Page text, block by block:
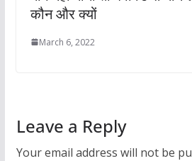
कौन और क्यों
March 6, 2022
Leave a Reply
Your email address will not be